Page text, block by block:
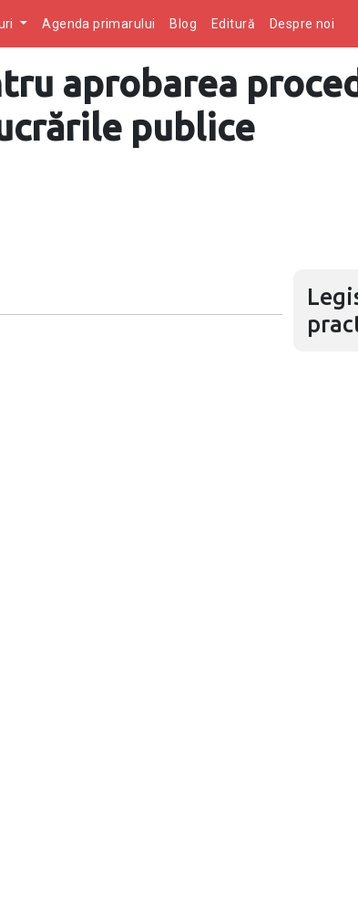
Agenda primarului Blog Editură Despre noi
aprobarea
publice